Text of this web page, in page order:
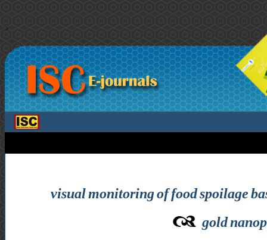
>
visual monitoring of food spoilage
gold